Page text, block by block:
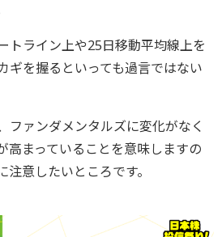
トライン上や25日移動平均線上を
ギを握るといっても過言ではない
ファンダメンタルズに変化がなく
高まっていることを意味しますの
意したいところです。